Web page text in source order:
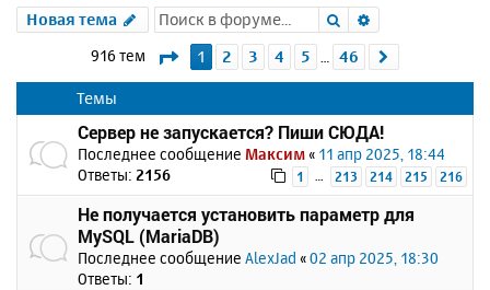
Новая тема Поиск
916 тем Страница1 из 46
1 2 3 4 5 46
Темы
Сервер не запускается? Пиши СЮДА!
Последнее сообщение Максим « 11 апр 2025, 18:44
Ответы: 2156 1 … 213 214 215 216
Не получается установить параметр для
MySQL (MariaDB)
Последнее сообщение AlexJad «02 апр 2025, 18:30
Ответы: 1